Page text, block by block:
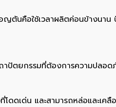
ตันคือใช้เวลาผลิตค่อนข้างนาน
าปัตยกรรมที่ต้องการความปลอด
ดเด่น และสามารถหล่อและเคลื